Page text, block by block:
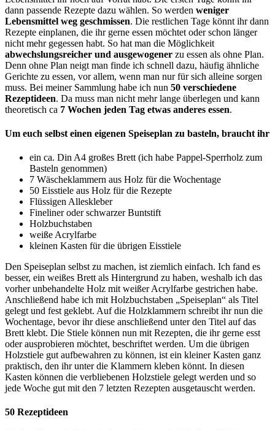
dann passende Rezepte dazu wählen. So werden weniger
Lebensmittel weg geschmissen. Die restlichen Tage könnt ihr dann
Rezepte einplanen, die ihr gerne essen möchtet oder schon länger
nicht mehr gegessen habt. So hat man die Möglichkeit
abwechslungsreicher und ausgewogener zu essen als ohne Plan.
Denn ohne Plan neigt man finde ich schnell dazu, häufig ähnliche
Gerichte zu essen, vor allem, wenn man nur für sich alleine sorgen
muss. Bei meiner Sammlung habe ich nun 50 verschiedene
Rezeptideen. Da muss man nicht mehr lange überlegen und kann
theoretisch ca 7 Wochen jeden Tag etwas anderes essen.
Um euch selbst einen eigenen Speiseplan zu basteln, braucht ihr
ein ca. Din A4 großes Brett (ich habe Pappel-Sperrholz zum
Basteln genommen)
7 Wäscheklammern aus Holz für die Wochentage
50 Eisstiele aus Holz für die Rezepte
Flüssigen Alleskleber
Fineliner oder schwarzer Buntstift
Holzbuchstaben
weiße Acrylfarbe
kleinen Kasten für die übrigen Eisstiele
Den Speiseplan selbst zu machen, ist ziemlich einfach. Ich fand es
besser, ein weißes Brett als Hintergrund zu haben, weshalb ich das
vorher unbehandelte Holz mit weißer Acrylfarbe gestrichen habe.
Anschließend habe ich mit Holzbuchstaben „Speiseplan“ als Titel
gelegt und fest geklebt. Auf die Holzklammern schreibt ihr nun die
Wochentage, bevor ihr diese anschließend unter den Titel auf das
Brett klebt. Die Stiele können nun mit Rezepten, die ihr gerne esst
oder ausprobieren möchtet, beschriftet werden. Um die übrigen
Holzstiele gut aufbewahren zu können, ist ein kleiner Kasten ganz
praktisch, den ihr unter die Klammern kleben könnt. In diesen
Kasten können die verbliebenen Holzstiele gelegt werden und so
jede Woche gut mit den 7 letzten Rezepten ausgetauscht werden.
50 Rezeptideen